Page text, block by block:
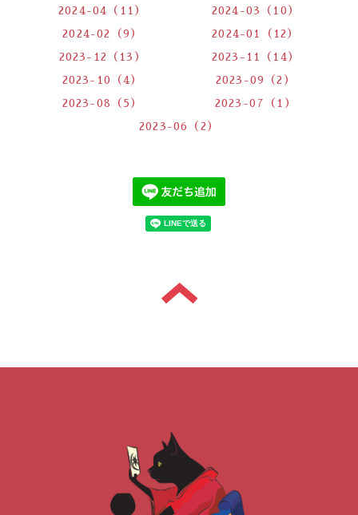
2024-04（11） 2024-03（10）
2024-02（9） 2024-01（12）
2023-12（13） 2023-11（14）
2023-10（4） 2023-09（2）
2023-08（5） 2023-07（1）
2023-06（2）